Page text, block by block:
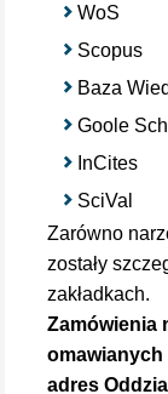
WoS
Scopus
Baza
Goole
InCites
SciVal
Zarówno
zostały
zakładkach.
Zamówienia
adres